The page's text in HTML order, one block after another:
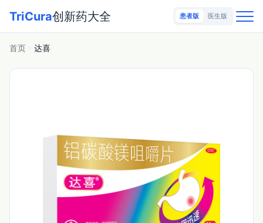
TriCura创新药大全 患者版 医生版
首页 达喜